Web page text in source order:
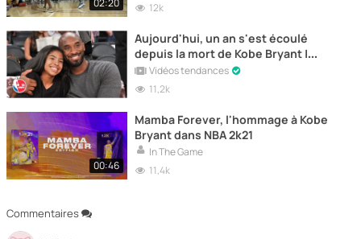
Commentaires
02:20
12k
Aujourd'hui, un an s'est écoulé
depuis la mort de Kobe Bryant |
Hommage à "Black Mamba".
Vidéos tendances
11,2k
00:46
Mamba Forever, l'hommage à Kobe
Bryant dans NBA 2k21
In The Game
11,4k